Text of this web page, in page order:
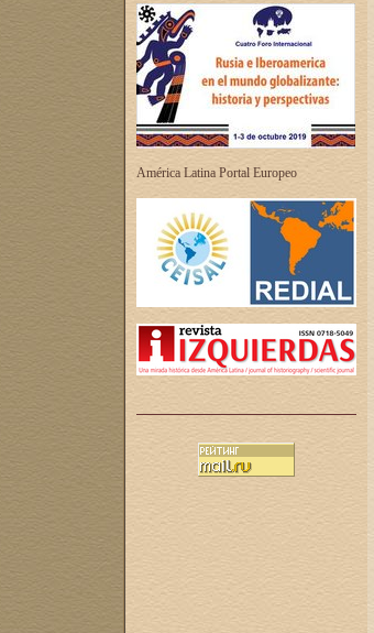
América Latina Portal Europeo